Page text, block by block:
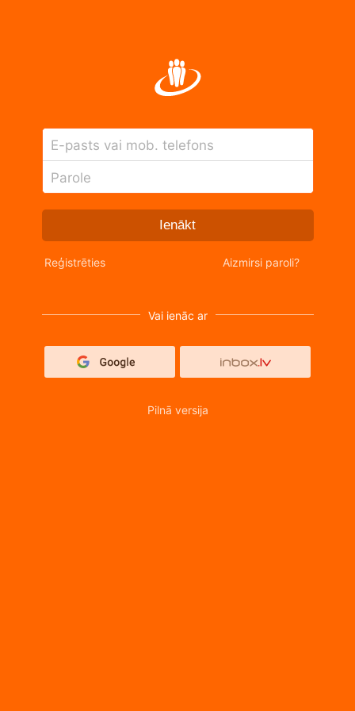
E-pasts vai mob. telefons
Parole
Ienākt
Reģistrēties Aizmirsi paroli?
Vai ienāc ar
Pilnā versija